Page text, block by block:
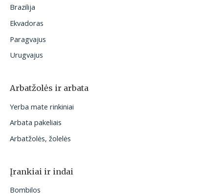
Brazilija
Ekvadoras
Paragvajus
Urugvajus
Arbatžolės ir arbata
Yerba mate rinkiniai
Arbata pakeliais
Arbatžolės, žolelės
Įrankiai ir indai
Bombilos